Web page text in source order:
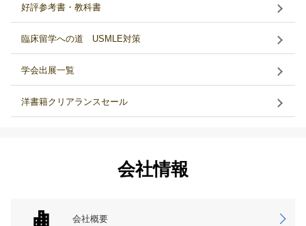
好評参考書・教科書
臨床留学への道 USMLE対策
学会出展一覧
洋書籍クリアランスセール
会社情報
会社概要